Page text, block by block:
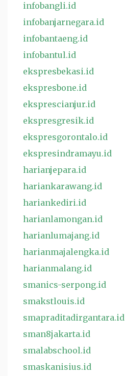
infobangli.id
infobanjarnegara.id
infobantaeng.id
infobantul.id
ekspresbekasi.id
ekspresbone.id
eksprescianjur.id
ekspresgresik.id
ekspresgorontalo.id
ekspresindramayu.id
harianjepara.id
hariankarawang.id
hariankediri.id
harianlamongan.id
harianlumajang.id
harianmajalengka.id
harianmalang.id
smanics-serpong.id
smakstlouis.id
smapraditadirgantara.id
sman8jakarta.id
smalabschool.id
smaskanisius.id